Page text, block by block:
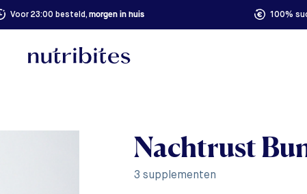
Voor 23:00 besteld, morgen in huis 100%
Nachtrust
3 supplementen